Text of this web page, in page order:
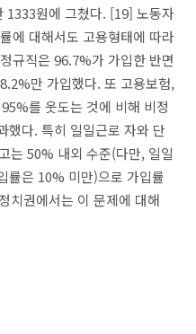
1333원에 그쳤다. [19] 노동자
에 대해서도 고용형태에 따라
규직은 96.7%가 가입한 반면
만 가입했다. 또 고용보험,
를 웃도는 것에 비해 비정
다. 특히 일일근로 자와 단
는 50% 내외 수준(다만, 일일
률은 10% 미만)으로 가입률
치권에서는 이 문제에 대해